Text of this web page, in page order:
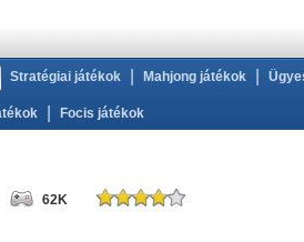
Stratégiai játékok Mahjong játékok
Focis játékok
62K